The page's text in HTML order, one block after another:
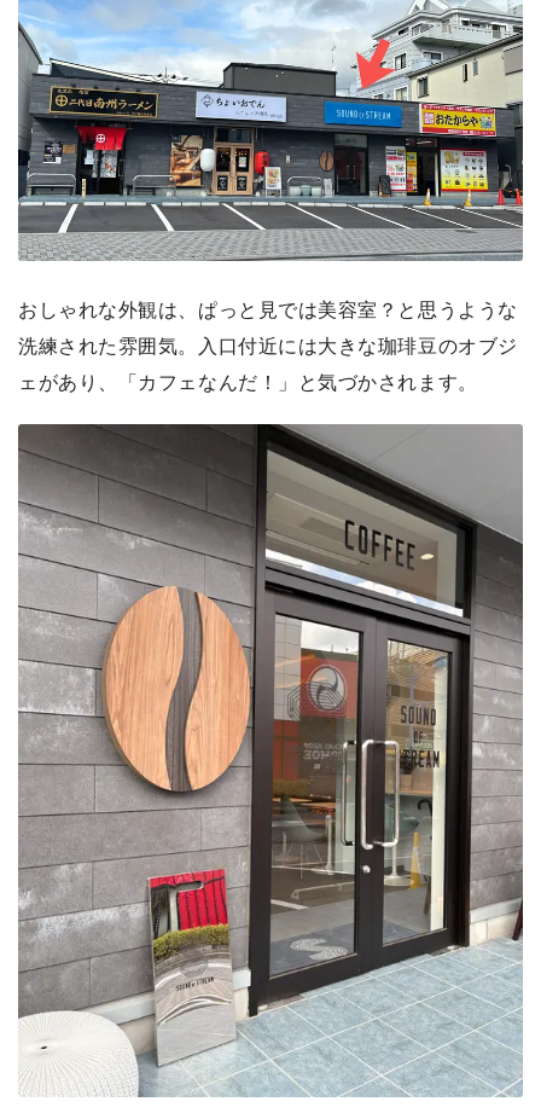
おしゃれな外観は、ぱっと見では美容室？と思うような
洗練された雰囲気。入口付近には大きな珈琲豆のオブジ
ェがあり、「カフェなんだ！」と気づかされます。